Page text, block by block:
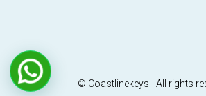
© Coastlinekeys - All rights